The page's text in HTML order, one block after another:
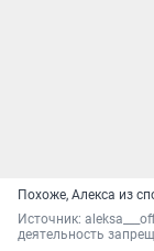
Похоже, Алекса из
Источник:
деятельность